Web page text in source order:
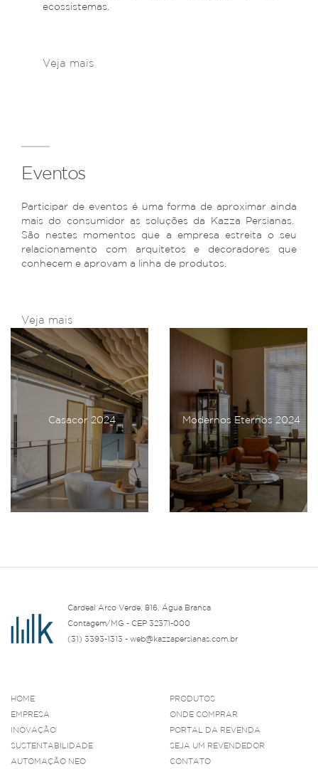
ecossistemas.
Veja mais
Eventos
Participar de eventos é uma forma de aproximar ainda
mais do consumidor as soluções da Kazza Persianas.
São nestes momentos que a empresa estreita o seu
relacionamento com arquitetos e decoradores que
conhecem e aprovam a linha de produtos.
Veja mais
Casacor 2024 Modernos Eternos 2024
Cardeal Arco Verde, 816, Água Branca
Contagem/MG - CEP 32371-000
(31) 3393-1313 - web@kazzapersianas.com.br
HOME
EMPRESA
INOVAÇÃO
SUSTENTABILIDADE
AUTOMAÇÃO NEO
PRODUTOS
ONDE COMPRAR
PORTAL DA REVENDA
SEJA UM REVENDEDOR
CONTATO